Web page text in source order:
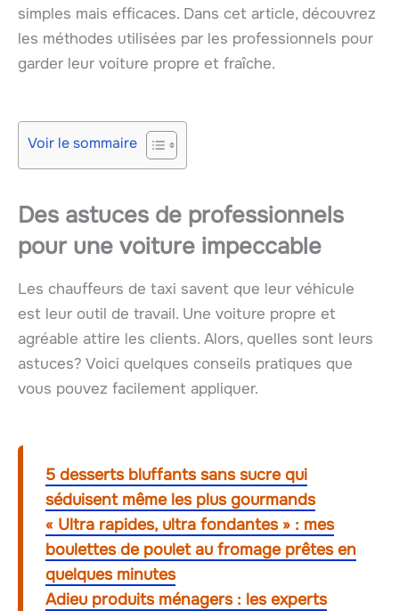
simples mais efficaces. Dans cet article, découvrez
les méthodes utilisées par les professionnels pour
garder leur voiture propre et fraîche.
Voir le sommaire
Des astuces de professionnels
pour une voiture impeccable
Les chauffeurs de taxi savent que leur véhicule
est leur outil de travail. Une voiture propre et
agréable attire les clients. Alors, quelles sont leurs
astuces? Voici quelques conseils pratiques que
vous pouvez facilement appliquer.
5 desserts bluffants sans sucre qui
séduisent même les plus gourmands
« Ultra rapides, ultra fondantes » : mes
boulettes de poulet au fromage prêtes en
quelques minutes
Adieu produits ménagers : les experts